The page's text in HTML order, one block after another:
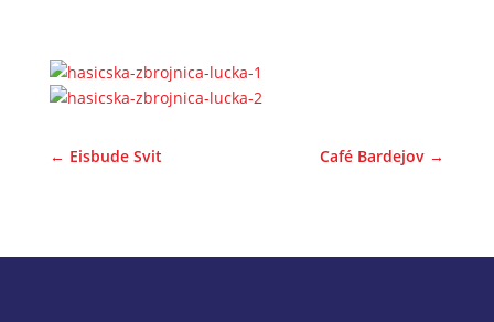
← Eisbude Svit Café Bardejov →